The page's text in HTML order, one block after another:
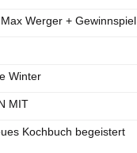
Werger + Gewinnspiel
Winter
MIT
Kochbuch begeistert